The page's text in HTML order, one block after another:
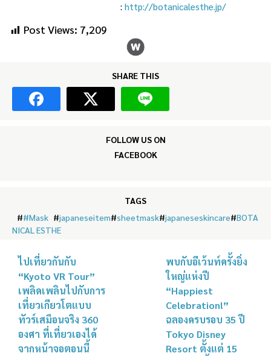
: http://botanicalesthe.jp/
Post Views: 7,209
SHARE THIS
FOLLOW US ON
FACEBOOK
TAGS
##Mask #japaneseitem#sheetmask#japaneseskincare#BOTA
NICAL ESTHE
ไปเที่ยวกันกับ
“Kyoto VR Tour”
เพลิดเพลินไปกับการ
เที่ยวเกียวโตแบบ
ทัวร์เสมือนจริง 360
องศา ที่เที่ยวเองได้
จากหน้าจอตอนนี้
พบกับอีเว้นท์ครั้งยิ่ง
ใหญ่แห่งปี
“Happiest
Celebration!”
ฉลองครบรอบ 35 ปี
Tokyo Disney
Resort ตั้งแต่ 15